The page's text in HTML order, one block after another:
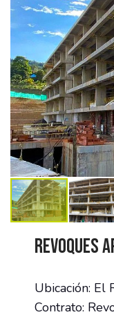
Revoques
Ubicación: El
Contrato: